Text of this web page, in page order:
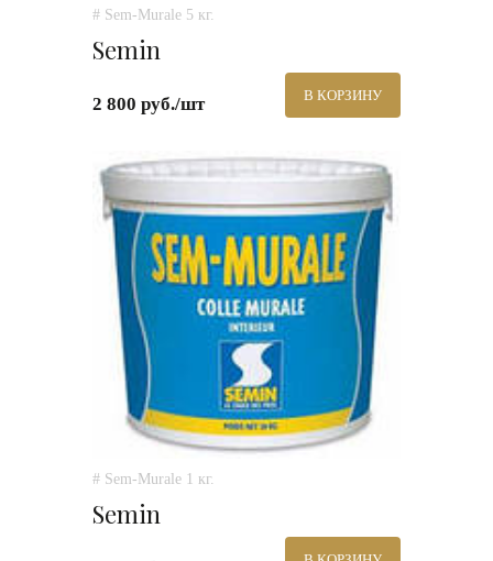
# Sem-Murale 5 кг.
Semin
2 800 руб./шт В КОРЗИНУ
# Sem-Murale 1 кг.
Semin